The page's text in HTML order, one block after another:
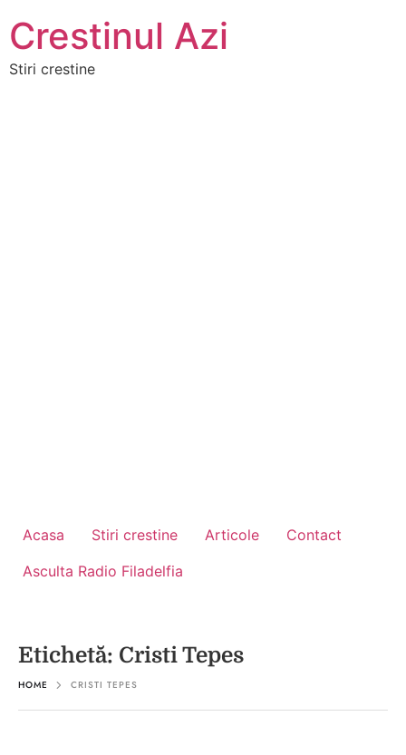
Crestinul Azi
Stiri crestine
Acasa Stiri crestine Articole
Contact
Asculta Radio Filadelfia
Etichetă: Cristi Tepes
HOME CRISTI TEPES